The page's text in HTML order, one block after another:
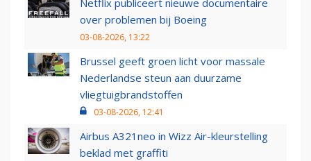
Netflix publiceert nieuwe documentaire
over problemen bij Boeing
03-08-2026, 13:22
Brussel geeft groen licht voor massale
Nederlandse steun aan duurzame
vliegtuigbrandstoffen
03-08-2026, 12:41
Airbus A321neo in Wizz Air-kleurstelling
beklad met graffiti